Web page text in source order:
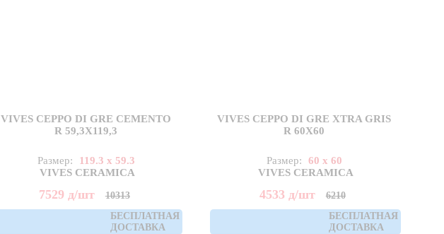
VIVES CEPPO DI GRE CEMENTO
R 59,3X119,3
Размер:
119.3 x 59.3
VIVES CERAMICA
7529 д/шт
10313
БЕСПЛАТНАЯ
ДОСТАВКА
VIVES CEPPO DI GRE XTRA GRIS
R 60X60
Размер:
60 x 60
VIVES CERAMICA
4533 д/шт
6210
БЕСПЛАТНАЯ
ДОСТАВКА